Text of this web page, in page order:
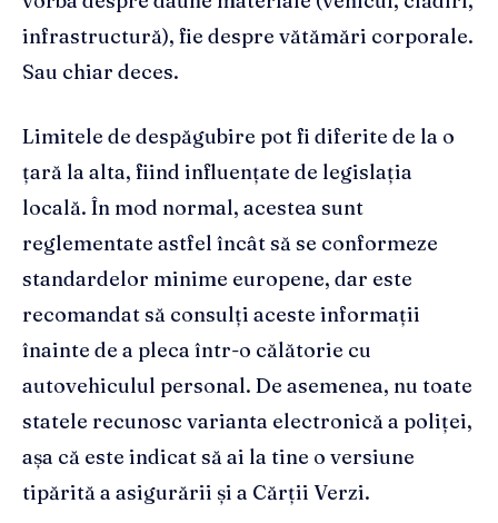
infrastructură), fie despre vătămări corporale.
Sau chiar deces.
Limitele de despăgubire pot fi diferite de la o
țară la alta, fiind influențate de legislația
locală. În mod normal, acestea sunt
reglementate astfel încât să se conformeze
standardelor minime europene, dar este
recomandat să consulți aceste informații
înainte de a pleca într-o călătorie cu
autovehiculul personal. De asemenea, nu toate
statele recunosc varianta electronică a poliței,
așa că este indicat să ai la tine o versiune
tipărită a asigurării și a Cărții Verzi.